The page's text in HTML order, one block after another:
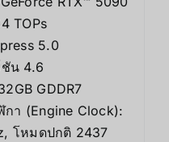
TOPs
5.0
ชัน 4.6
GDDR7
า (Engine Clock):
โหมดปกติ 2437